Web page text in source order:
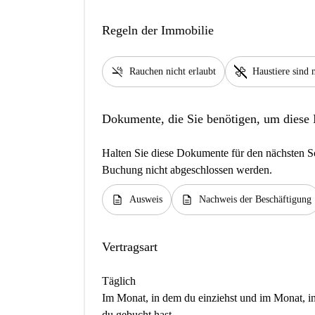
Regeln der Immobilie
smoke_free Rauchen nicht erlaubt pet_supplies Haustiere sind
Dokumente, die Sie benötigen, um
Halten Sie diese Dokumente für den nächsten
Buchung nicht abgeschlossen werden.
description Ausweis description Nachweis der Beschäftigung
Vertragsart
Täglich
Im Monat, in dem du einziehst und im Monat,